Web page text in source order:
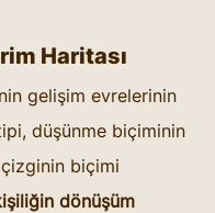
Haritası
gelişim evrelerinin
düşünme biçiminin
biçimi
dönüşüm